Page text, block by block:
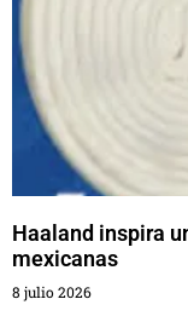
Haaland inspira
mexicanas
8 julio 2026